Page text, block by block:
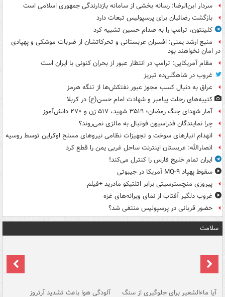
سردار ابن‌الرضا: رسانه بخشی از سامانه بازدارندگی جمهوری اسلامی است
بازگشت رضائیان برای پرسپولیس تبعات دارد
کلینتون، ترامپ را به صدام حسین تشبیه کرد
منبع ارشد یمنی: افسران عربستانی و تحرکاتشان از ضربات موشکی و پهپادی
در امان نخواهند بود
مقام آمریکایی: ترامپ در انتظار عبور از بحران کنونی با ایران است
غروب در شاهگلی‌ده تبریز
عراق به دنبال کسب مجوز عبور نفتکش‌ها از تنگه هرمز
کتیبه‌های رحلت پیامبر و شهادت امام حسن(ع) در کربلا
آمار شهدای جنگ رمضان؛ ۳۵۱۹ شهید، ۵۱۷ زن و ۲۷۰ دانش‌آموز
چرا نمایندگان فدراسیون فوتبال به مالزی نمی‌روند؟
انهدام انبارهای سوخت و تجهیزات نظامی نیروهای مسلح اوکراین توسط روسیه
انصارالله: عربستان اینترنت ساحل غربی یمن را قطع کرد
ایران تمام خلیج فارس را کنترل می‌کند!
سقوط پهپاد MQ-۹ آمریکا در جیبوتی
پیروزی منچسترسیتی برابر اتلتیکو مادرید +فیلم
غروب دلگیر آفتاب از نمای ویرانه‌های غزه
حضور قربانی در پرسپولیس منتفی شد؟
سلامت
آیا ماءالشعیر برای جلوگیری از سنگ آلودگی هوا باعث تشدید آرتروز